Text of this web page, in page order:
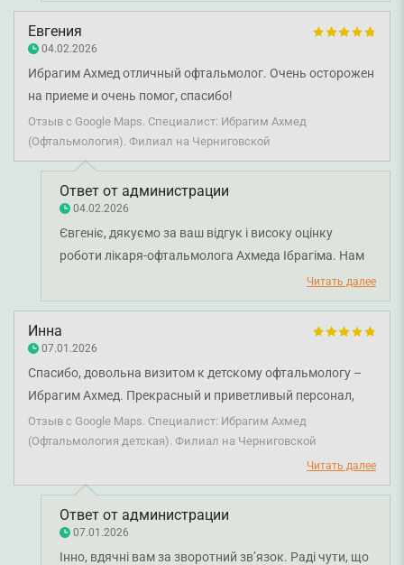
Евгения
04.02.2026
Ибрагим Ахмед отличный офтальмолог. Очень осторожен
на приеме и очень помог, спасибо!
Отзыв с Google Maps. Специалист: Ибрагим Ахмед
(Офтальмология). Филиал на Черниговской
Ответ от администрации
04.02.2026
Євгеніє, дякуємо за ваш відгук і високу оцінку
роботи лікаря-офтальмолога Ахмеда Ібрагіма. Нам
приємно, що ви відзначили професіоналізм і
уважність лікаря. Бажаємо вам міцного здоров'я!
Читать далее
Инна
07.01.2026
Спасибо, довольна визитом к детскому офтальмологу –
Ибрагим Ахмед. Прекрасный и приветливый персонал,
рекомендую.
Отзыв с Google Maps. Специалист: Ибрагим Ахмед
(Офтальмология детская). Филиал на Черниговской
Читать далее
Ответ от администрации
07.01.2026
Інно, вдячні вам за зворотний зв’язок. Раді чути, що